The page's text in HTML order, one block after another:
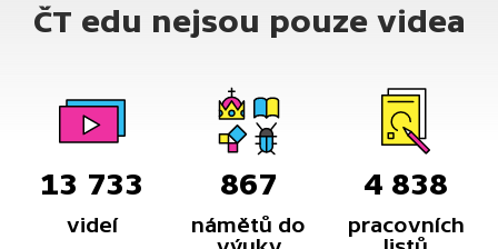
ČT edu nejsou pouze videa
13 733
videí
867
námětů do
4 838
pracovních